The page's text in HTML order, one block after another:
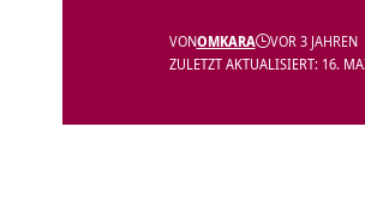
ZULETZT AKTUALISIERT: 16.
VONOMKARA VOR 3 JAHREN